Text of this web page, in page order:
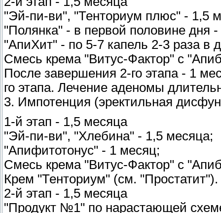
"Эй-пи-ви", "Тенториум плюс" - 1,5
"Полянка" - в первой половине дня
"АпиХит" - по 5-7 капель 2-3 раза в
Смесь крема "Витус-Фактор" с
После завершения 2-го этапа - 1
го этапа. Лечение аденомы
3. Импотенция (эректильная
1-й этап - 1,5 месяца
"Эй-пи-ви", "Хлебина" - 1,5 месяца;
"Апифитотонус" - 1 месяц;
Смесь крема "Витус-Фактор" с
Крем "Тенториум" (см. "Простатит").
2-й этап - 1,5 месяца
"Продукт №1" по нарастающей